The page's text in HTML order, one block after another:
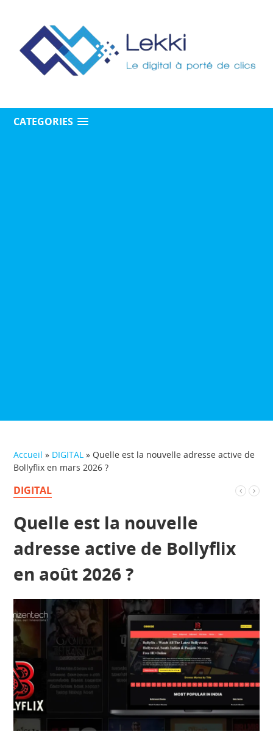
CATEGORIES
Accueil » DIGITAL » Quelle est la nouvelle adresse active de
Bollyflix en mars 2026 ?
DIGITAL
Quelle est la nouvelle
adresse active de Bollyflix
en août 2026 ?